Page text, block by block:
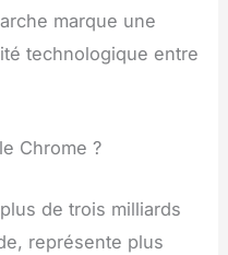
marque une
technologique entre
Chrome ?
de trois milliards
représente plus